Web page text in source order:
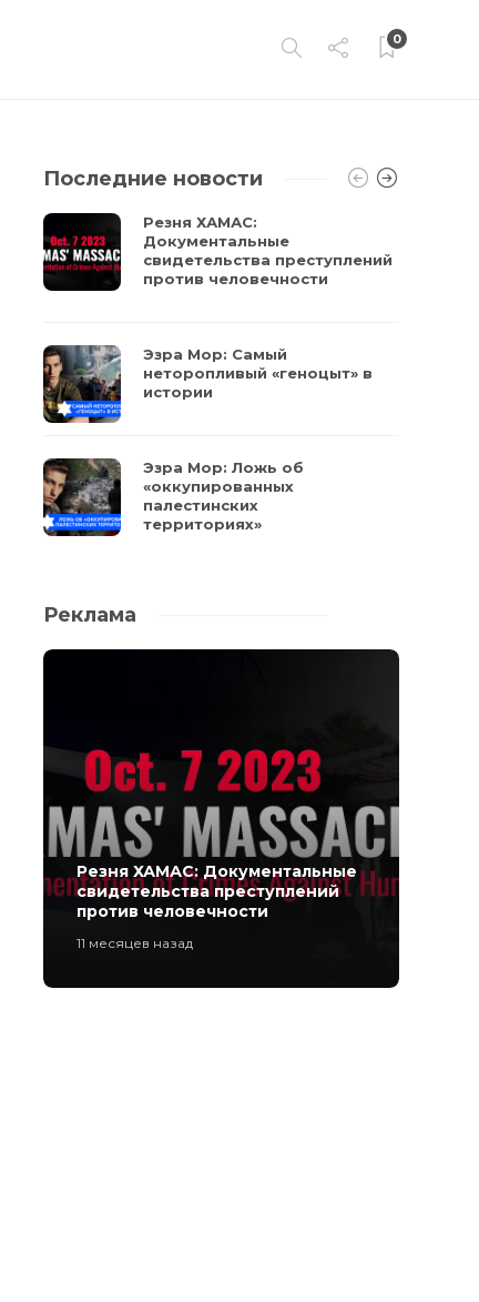
0
Последние новости
Резня ХАМАС:
Документальные
свидетельства преступлений
против человечности
Эзра Мор: Самый
неторопливый «геноцыт» в
истории
Эзра Мор: Ложь об
«оккупированных
палестинских
территориях»
Реклама
Резня ХАМАС: Документальные
свидетельства преступлений
против человечности
11 месяцев назад